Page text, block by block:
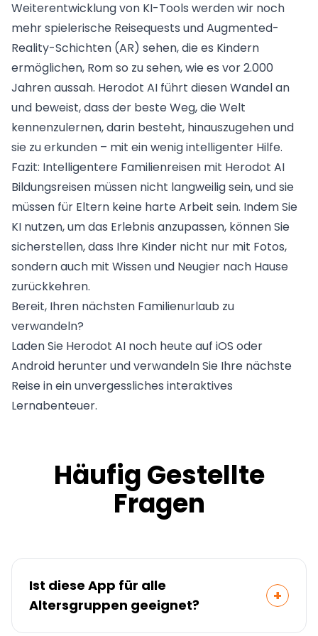
Weiterentwicklung von KI-Tools werden wir noch
mehr spielerische Reisequests und Augmented-
Reality-Schichten (AR) sehen, die es Kindern
ermöglichen, Rom so zu sehen, wie es vor 2.000
Jahren aussah. Herodot AI führt diesen Wandel an
und beweist, dass der beste Weg, die Welt
kennenzulernen, darin besteht, hinauszugehen und
sie zu erkunden – mit ein wenig intelligenter Hilfe.
Fazit: Intelligentere Familienreisen mit Herodot AI
Bildungsreisen müssen nicht langweilig sein, und sie
müssen für Eltern keine harte Arbeit sein. Indem Sie
KI nutzen, um das Erlebnis anzupassen, können Sie
sicherstellen, dass Ihre Kinder nicht nur mit Fotos,
sondern auch mit Wissen und Neugier nach Hause
zurückkehren.
Bereit, Ihren nächsten Familienurlaub zu
verwandeln?
Laden Sie Herodot AI noch heute auf iOS oder
Android herunter und verwandeln Sie Ihre nächste
Reise in ein unvergessliches interaktives
Lernabenteuer.
Häufig Gestellte
Fragen
Ist diese App für alle
Altersgruppen geeignet?
+